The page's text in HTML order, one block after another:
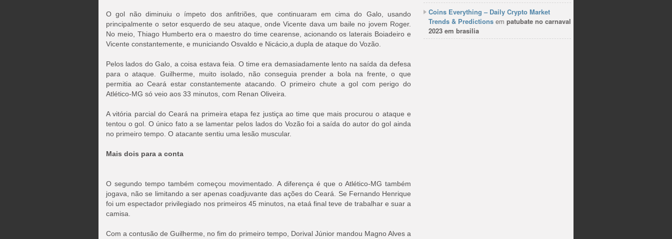
O gol não diminuiu o ímpeto dos anfitriões, que continuaram em cima do Galo, usando
principalmente o setor esquerdo de seu ataque, onde Vicente dava um baile no jovem Roger.
No meio, Thiago Humberto era o maestro do time cearense, acionando os laterais Boiadeiro e
Vicente constantemente, e municiando Osvaldo e Nicácio,a dupla de ataque do Vozão.
Pelos lados do Galo, a coisa estava feia. O time era demasiadamente lento na saída da defesa
para o ataque. Guilherme, muito isolado, não conseguia prender a bola na frente, o que
permitia ao Ceará estar constantemente atacando. O primeiro chute a gol com perigo do
Atlético-MG só veio aos 33 minutos, com Renan Oliveira.
A vitória parcial do Ceará na primeira etapa fez justiça ao time que mais procurou o ataque e
tentou o gol. O único fato a se lamentar pelos lados do Vozão foi a saída do autor do gol ainda
no primeiro tempo. O atacante sentiu uma lesão muscular.
Mais dois para a conta
O segundo tempo também começou movimentado. A diferença é que o Atlético-MG também
jogava, não se limitando a ser apenas coadjuvante das ações do Ceará. Se Fernando Henrique
foi um espectador privilegiado nos primeiros 45 minutos, na etaá final teve de trabalhar e suar a
camisa.
Com a contusão de Guilherme, no fim do primeiro tempo, Dorival Júnior mandou Magno Alves a
Coins Everything – Daily Crypto Market
Trends & Predictions em patubate no carnaval
2023 em brasilia